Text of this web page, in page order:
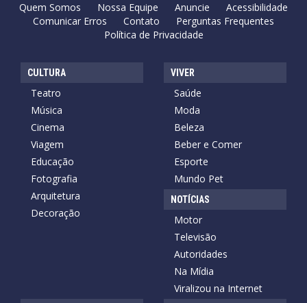
Quem Somos Nossa Equipe Anuncie
Acessibilidade
Comunicar Erros
Contato
Perguntas Frequentes
Política de Privacidade
CULTURA
Teatro
Música
Cinema
Viagem
Educação
Fotografia
Arquitetura
Decoração
VIVER
Saúde
Moda
Beleza
Beber e Comer
Esporte
Mundo Pet
NOTÍCIAS
Motor
Televisão
Autoridades
Na Mídia
Viralizou na Internet